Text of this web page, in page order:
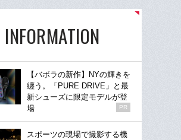
INFORMATION
【バボラの新作】NYの輝きを
纏う。「PURE DRIVE」と最
新シューズに限定モデルが登
場
PR
スポーツの現場で撮影する機